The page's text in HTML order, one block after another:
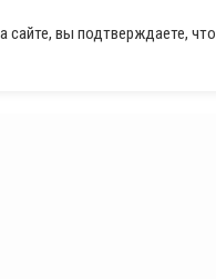
вы подтверждаете, что